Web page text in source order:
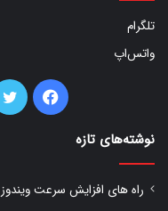
تلگرام
واتس‌اپ
فیس
نوشته‌های تازه
راه های افزایش سرعت ویندوز